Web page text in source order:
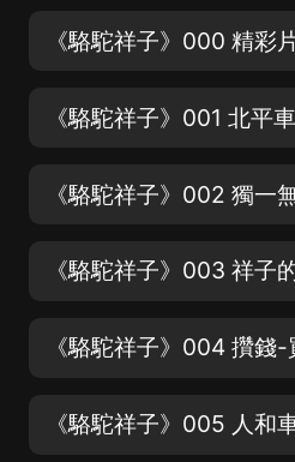
《駱駝祥子》000 精彩